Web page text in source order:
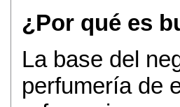
¿Por qué es
La base del
perfumería de